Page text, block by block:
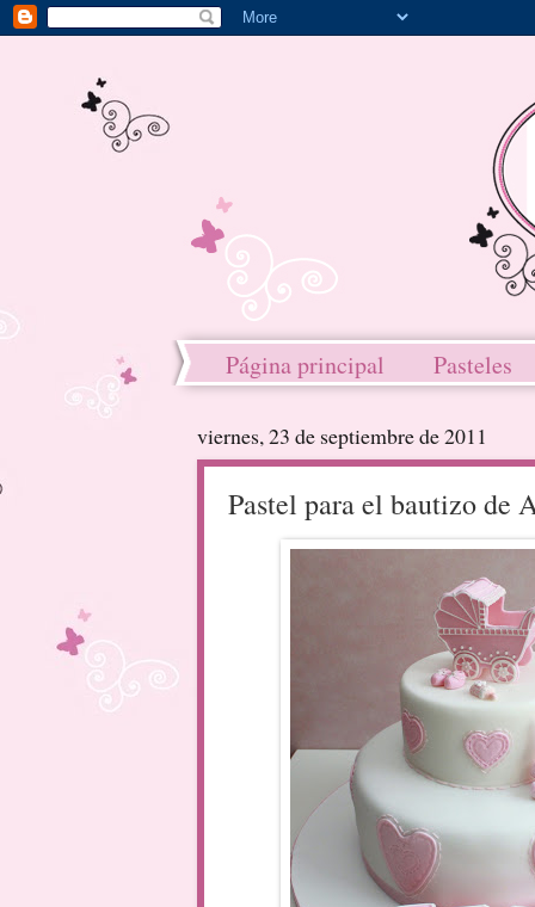
Página principal Pasteles
viernes, 23 de septiembre de 2011
Pastel para el bautizo de